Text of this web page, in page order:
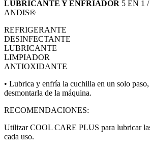
LUBRICANTE Y ENFRIADOR 5 EN 1
ANDIS®
REFRIGERANTE
DESINFECTANTE
LUBRICANTE
LIMPIADOR
ANTIOXIDANTE
• Lubrica y enfría la cuchilla en un solo
desmontarla de la máquina.
RECOMENDACIONES:
Utilizar COOL CARE PLUS para lubricar
cada uso.